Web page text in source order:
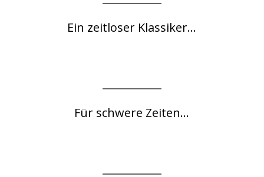
Ein zeitloser Klassiker...
Für schwere Zeiten...